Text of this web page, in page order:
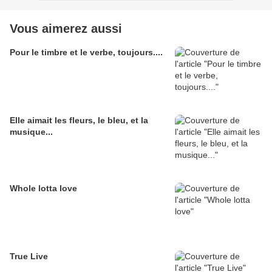
Vous aimerez aussi
Pour le timbre et le verbe, toujours....
Elle aimait les fleurs, le bleu, et la
musique...
Whole lotta love
True Live